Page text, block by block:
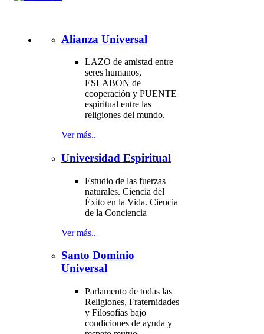
Alianza Universal
LAZO de amistad entre
seres humanos,
ESLABON de
cooperación y PUENTE
espiritual entre las
religiones del mundo.
Ver más..
Universidad Espiritual
Estudio de las fuerzas
naturales. Ciencia del
Éxito en la Vida. Ciencia
de la Conciencia
Ver más..
Santo Dominio
Universal
Parlamento de todas las
Religiones, Fraternidades
y Filosofías bajo
condiciones de ayuda y